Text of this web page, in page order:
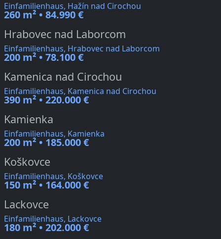
Einfamilienhaus, Hažín nad Cirochou
260 m² • 84.990 €
Hrabovec nad Laborcom
Einfamilienhaus, Hrabovec nad Laborcom
200 m² • 78.100 €
Kamenica nad Cirochou
Einfamilienhaus, Kamenica nad Cirochou
390 m² • 220.000 €
Kamienka
Einfamilienhaus, Kamienka
200 m² • 185.000 €
Koškovce
Einfamilienhaus, Koškovce
150 m² • 164.000 €
Lackovce
Einfamilienhaus, Lackovce
180 m² • 202.000 €